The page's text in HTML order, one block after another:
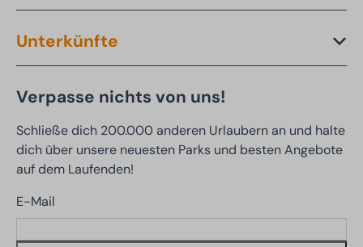
Unterkünfte
Verpasse nichts von uns!
Schließe dich 200.000 anderen Urlaubern an und halte
dich über unsere neuesten Parks und besten Angebote
auf dem Laufenden!
E-Mail